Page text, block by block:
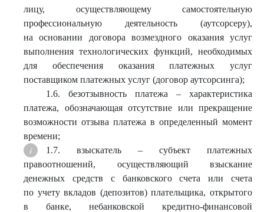
лицу, осуществляющему самостоятельную
профессиональную деятельность (аутсорсеру),
на основании договора возмездного оказания услуг
выполнения технологических функций, необходимых
для обеспечения оказания платежных услуг
поставщиком платежных услуг (договор аутсорсинга);
1.6. безотзывность платежа – характеристика
платежа, обозначающая отсутствие или прекращение
возможности отзыва платежа в определенный момент
времени;
1.7. взыскатель – субъект платежных
правоотношений, осуществляющий взыскание
денежных средств с банковского счета или счета
по учету вкладов (депозитов) плательщика, открытого
в банке, небанковской кредитно-финансовой